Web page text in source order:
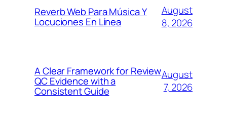
Reverb Web Para Música Y
Locuciones En Línea
August
8, 2026
A Clear Framework for Review
QC Evidence with a
Consistent Guide
August
7, 2026